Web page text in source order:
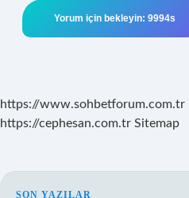
https://www.sohbetforum.com.tr
https://cephesan.com.tr Sitemap
SON YAZILAR